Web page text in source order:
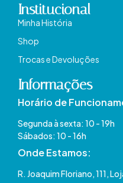
Institucional
Minha História
Shop
Trocas e Devoluções
Informações
Horário de
Segunda à sexta: 10 - 19h
Sábados: 10 - 16h
Onde Estamos​:
R. Joaquim Floriano, 111,